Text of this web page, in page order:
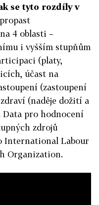
se tyto rozdíly v
4 oblasti –
i vyšším stupňům
(platy,
účast na
(zastoupení
(naděje dožití a
pro hodnocení
zdrojů
International Labour
Organization.